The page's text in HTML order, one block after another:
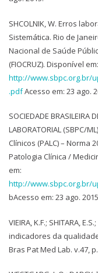
SHCOLNIK, W. Erros
Sistemática. Rio de
Nacional de Saúde
(FIOCRUZ). Disponível em:
http://www.sbpc.org.br/
.pdfAcesso em: 23 ago.
SOCIEDADE BRASILEIRA
LABORATORIAL (SBPC/
Clínicos (PALC) – Norma
Patologia Clínica /
em:
http://www.sbpc.org.br/
bAcesso em: 23 ago.
VIEIRA, K.F.; SHITARA,
indicadores da
Bras Pat Med Lab. v.47,